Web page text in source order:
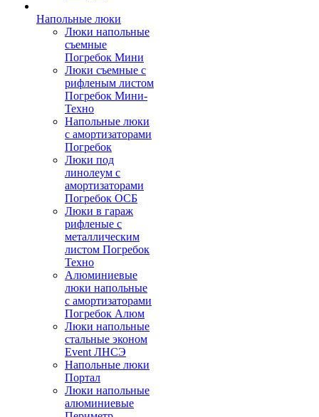
Напольные люки
Люки напольные
съемные
Погребок Мини
Люки съемные с
рифленым листом
Погребок Мини-
Техно
Напольные люки
с амортизаторами
Погребок
Люки под
линолеум с
амортизаторами
Погребок ОСБ
Люки в гараж
рифленые с
металлическим
листом Погребок
Техно
Алюминиевые
люки напольные
с амортизаторами
Погребок Алюм
Люки напольные
стальные эконом
Event ЛНСЭ
Напольные люки
Портал
Люки напольные
алюминиевые